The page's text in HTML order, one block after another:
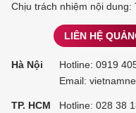
Chịu trách nhiệm nội
LIÊN HỆ
Hà Nội Hotline: 0919
Email:
TP. HCM Hotline: 028 38